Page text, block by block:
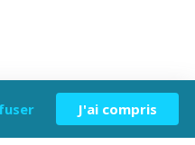
J'ai compris